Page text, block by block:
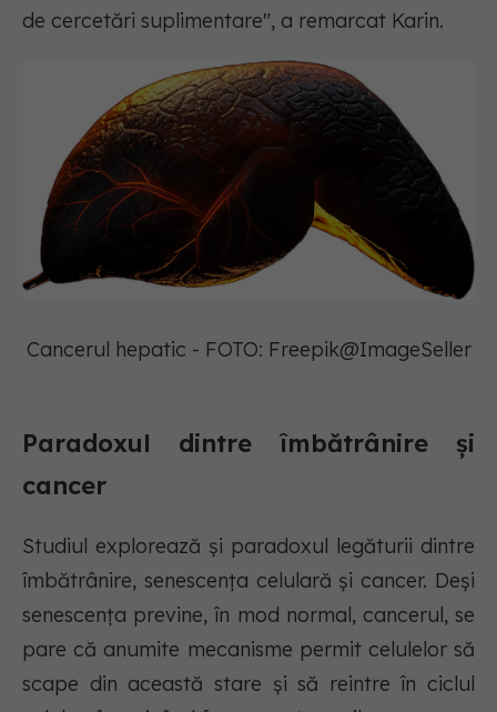
de cercetări suplimentare", a remarcat Karin.
Cancerul hepatic - FOTO: Freepik@ImageSeller
Paradoxul dintre îmbătrânire și
cancer
Studiul explorează și paradoxul legăturii dintre
îmbătrânire, senescența celulară și cancer. Deși
senescența previne, în mod normal, cancerul, se
pare că anumite mecanisme permit celulelor să
scape din această stare și să reintre în ciclul